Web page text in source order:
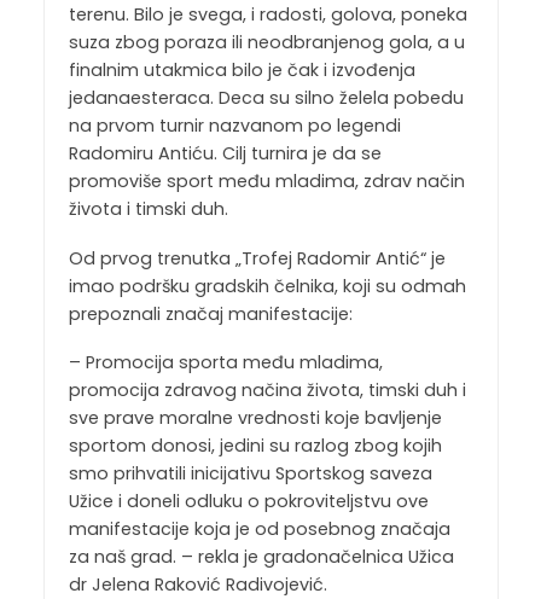
terenu. Bilo je svega, i radosti, golova, poneka
suza zbog poraza ili neodbranjenog gola, a u
finalnim utakmica bilo je čak i izvođenja
jedanaesteraca. Deca su silno želela pobedu
na prvom turnir nazvanom po legendi
Radomiru Antiću. Cilj turnira je da se
promoviše sport među mladima, zdrav način
života i timski duh.
Od prvog trenutka „Trofej Radomir Antić“ je
imao podršku gradskih čelnika, koji su odmah
prepoznali značaj manifestacije:
– Promocija sporta među mladima,
promocija zdravog načina života, timski duh i
sve prave moralne vrednosti koje bavljenje
sportom donosi, jedini su razlog zbog kojih
smo prihvatili inicijativu Sportskog saveza
Užice i doneli odluku o pokroviteljstvu ove
manifestacije koja je od posebnog značaja
za naš grad. – rekla je gradonačelnica Užica
dr Jelena Raković Radivojević.